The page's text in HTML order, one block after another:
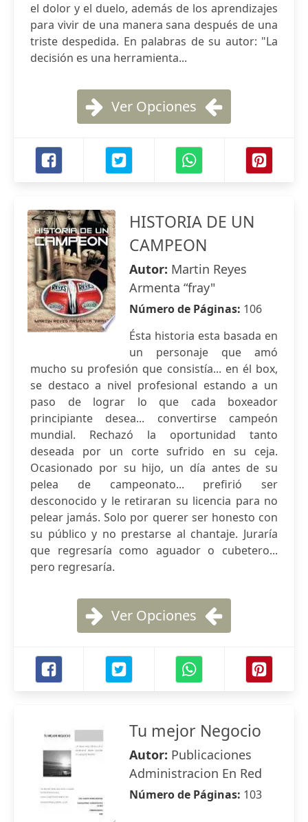
el dolor y el duelo, además de los aprendizajes
para vivir de una manera sana después de una
triste despedida. En palabras de su autor: "La
decisión es una herramienta...
Ver Opciones
HISTORIA DE UN
CAMPEON
Autor: Martin Reyes
Armenta “fray"
Número de Páginas: 106
Ésta historia esta basada en
un personaje que amó
mucho su profesión que consistía... en él box,
se destaco a nivel profesional estando a un
paso de lograr lo que cada boxeador
principiante desea... convertirse campeón
mundial. Rechazó la oportunidad tanto
deseada por un corte sufrido en su ceja.
Ocasionado por su hijo, un día antes de su
pelea de campeonato... prefirió ser
desconocido y le retiraran su licencia para no
pelear jamás. Solo por querer ser honesto con
su público y no prestarse al chantaje. Juraría
que regresaría como aguador o cubetero...
pero regresaría.
Ver Opciones
Tu mejor Negocio
Autor: Publicaciones
Administracion En Red
Número de Páginas: 103